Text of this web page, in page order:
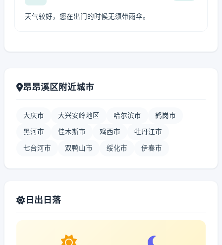
天气较好，您在出门的时候无须带雨伞。
昂昂溪区附近城市
大庆市 大兴安岭地区 哈尔滨市 鹤岗市
黑河市 佳木斯市 鸡西市 牡丹江市
七台河市 双鸭山市 绥化市 伊春市
日出日落